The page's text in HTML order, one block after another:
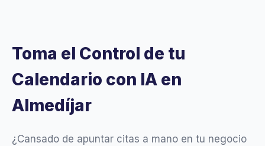
Toma el Control de tu
Calendario con IA en
Almedíjar
¿Cansado de apuntar citas a mano en tu negocio